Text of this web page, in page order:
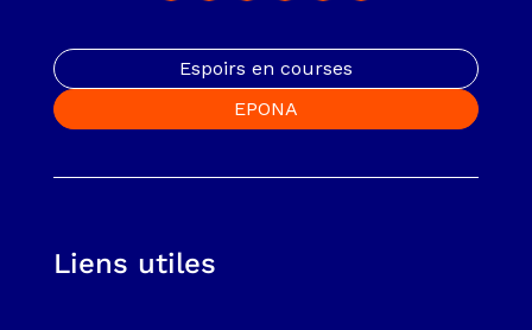
Espoirs en courses
EPONA
Liens utiles